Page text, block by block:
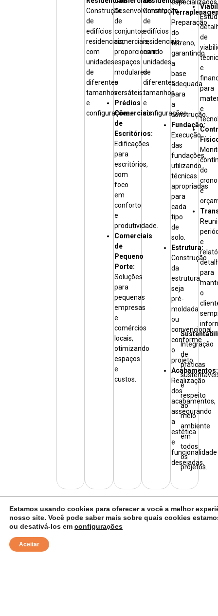
Construção
de
edifícios
residenciais,
com
unidades
de
diferentes
tamanhos
e
configurações.
Desenvolvimento
de
conjuntos
comerciais,
proporcionando
espaços
modulares
e
versáteis.
Prédios
Comerciais
de
Escritórios:
Edificações
para
escritórios,
com
foco
em
conforto
e
produtividade.
Comerciais
de
Pequeno
Porte:
Soluções
para
pequenas
empresas
e
comércios
locais,
otimizando
espaços
e
custos.
Construção
de
edifícios
residenciais,
com
unidades
de
diferentes
tamanhos
e
configurações.
Preparação
do
terreno,
garantindo
a
base
adequada
para
a
construção.
Fundação:
Execução
das
fundações,
utilizando
técnicas
apropriadas
para
cada
tipo
de
solo.
Estrutura:
Construção
da
estrutura,
seja
pré-
moldada
ou
convencional,
conforme
o
projeto.
Acabamentos:
Realização
dos
acabamentos,
assegurando
a
estética
e
funcionalidade
desejadas.
de
e
para
e
do
e
e
para
o
Integração
de
práticas
e
respeito
ao
meio
ambiente
em
todos
os
projetos.
Links Rápidos
Nosso Processo
Estamos usando cookies para oferecer a você a melhor
nosso site. Você pode saber mais sobre quais cookies
ou desativá-los em configurações
Aceitar